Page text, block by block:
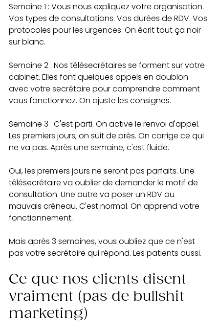
Semaine 1 : Vous nous expliquez votre organisation.
Vos types de consultations. Vos durées de RDV. Vos
protocoles pour les urgences. On écrit tout ça noir
sur blanc.
Semaine 2 : Nos télésecrétaires se forment sur votre
cabinet. Elles font quelques appels en doublon
avec votre secrétaire pour comprendre comment
vous fonctionnez. On ajuste les consignes.
Semaine 3 : C'est parti. On active le renvoi d'appel.
Les premiers jours, on suit de près. On corrige ce qui
ne va pas. Après une semaine, c'est fluide.
Oui, les premiers jours ne seront pas parfaits. Une
télésecrétaire va oublier de demander le motif de
consultation. Une autre va poser un RDV au
mauvais créneau. C'est normal. On apprend votre
fonctionnement.
Mais après 3 semaines, vous oubliez que ce n'est
pas votre secrétaire qui répond. Les patients aussi.
Ce que nos clients disent
vraiment (pas de bullshit
marketing)